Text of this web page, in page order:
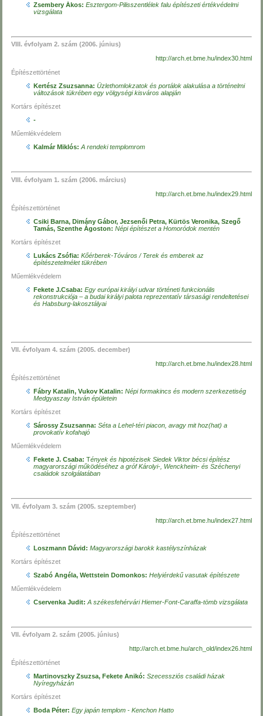
Zsembery Ákos:Esztergom-Pilisszentlélek falu építészeti értékvédelmi
vizsgálata
VIII. évfolyam 2. szám (2006. június)
http://arch.et.bme.hu/index30.html
Építészettörténet
Kertész Zsuzsanna:Üzlethomlokzatok és portálok alakulása a történelmi
változások tükrében egy völgységi kisváros alapján
Kortárs építészet
-
Műemlékvédelem
Kalmár Miklós:A rendeki templomrom
VIII. évfolyam 1. szám (2006. március)
http://arch.et.bme.hu/index29.html
Építészettörténet
Csiki Barna, Dimány Gábor, Jezsenői Petra, Kürtös Veronika, Szegő
Tamás, Szenthe Ágoston:Népi építészet a Homoródok mentén
Kortárs építészet
Lukács Zsófia:Kőérberek-Tóváros / Terek és emberek az
építészetelmélet tükrében
Műemlékvédelem
Fekete J.Csaba:Egy európai királyi udvar történeti funkcionális
rekonstrukciója – a budai királyi palota reprezentatív társasági rendeltetései
és Habsburg-lakosztályai
VII. évfolyam 4. szám (2005. december)
http://arch.et.bme.hu/index28.html
Építészettörténet
Fábry Katalin, Vukov Katalin:Népi formakincs és modern szerkezetiség
Medgyaszay István épületein
Kortárs építészet
Sárossy Zsuzsanna:Séta a Lehel-téri piacon, avagy mit hoz(hat) a
provokatív kofahajó
Műemlékvédelem
Fekete J. Csaba:Tények és hipotézisek Siedek Viktor bécsi építész
magyarországi működéséhez a gróf Károlyi-, Wenckheim- és Széchenyi
családok szolgálatában
VII. évfolyam 3. szám (2005. szeptember)
http://arch.et.bme.hu/index27.html
Építészettörténet
Loszmann Dávid:Magyarországi barokk kastélyszínházak
Kortárs építészet
Szabó Angéla, Wettstein Domonkos:Helyiérdekű vasutak építészete
Műemlékvédelem
Cservenka Judit:A székesfehérvári Hiemer-Font-Caraffa-tömb vizsgálata
VII. évfolyam 2. szám (2005. június)
http://arch.et.bme.hu/arch_old/index26.html
Építészettörténet
Martinovszky Zsuzsa, Fekete Anikó:Szecessziós családi házak
Nyíregyházán
Kortárs építészet
Boda Péter:Egy japán templom - Kenchon Hatto